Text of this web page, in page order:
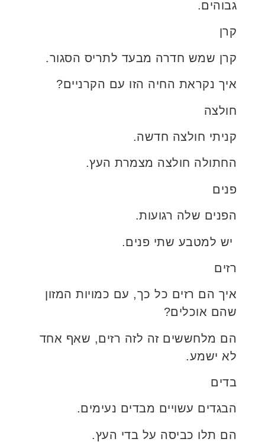
גבוהים.
קרן
קרן שמש חדרה מבעד לתריס הסגור.
איך נקראת החיה הזו עם הקרניים?
חולצה
קניתי חולצה חדשה.
החתולה חולצה מצמרת העץ.
פנים
הפנים שלה רגועות.
יש למטבע שתי פנים.
רזים
איך הם רזים כל כך, עם כמויות המזון
שהם אוכלים?
הם מלחששים זה לזה רזים, שאף אחד
לא ישמע.
בדים
הבגדים עשויים מבדים נעימים.
הם תלו כביסה על בדי העץ.